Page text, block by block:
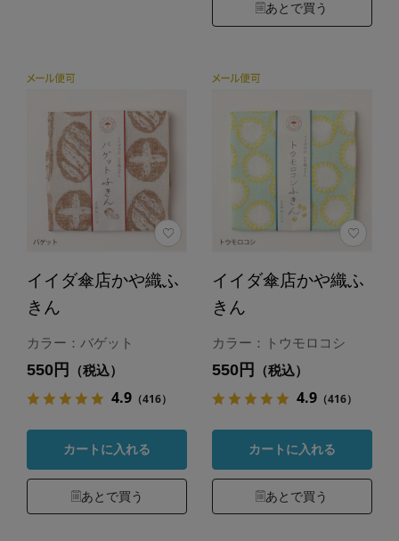
あとで買う
イイダ傘店かや織ふ
きん
カラー：バゲット
550円 （税込）
4.9（416）
カートに入れる
あとで買う
イイダ傘店かや織ふ
きん
カラー：トウモロコシ
550円 （税込）
4.9（416）
カートに入れる
あとで買う